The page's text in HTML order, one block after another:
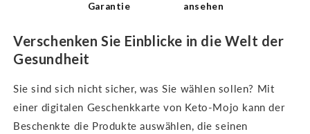
Garantie
ansehen
Verschenken Sie Einblicke in die Welt der
Gesundheit
Sie sind sich nicht sicher, was Sie wählen sollen? Mit
einer digitalen Geschenkkarte von Keto-Mojo kann der
Beschenkte die Produkte auswählen, die seinen